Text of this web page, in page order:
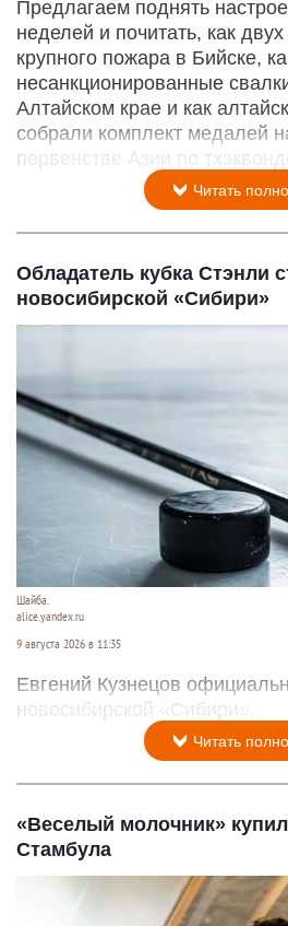
Предлагаем поднять
неделей и почитать, как
крупного пожара в Бийске,
несанкционированные
Алтайском крае и как
собрали комплект медалей
первенстве Азии по
Читать
Обладатель кубка Стэнли
новосибирской «Сибири»
Шайба.
alice.yandex.ru
9 августа 2026 в 11:35
Евгений Кузнецов
новосибирской «Сибири».
Читать
«Веселый молочник»
Стамбула